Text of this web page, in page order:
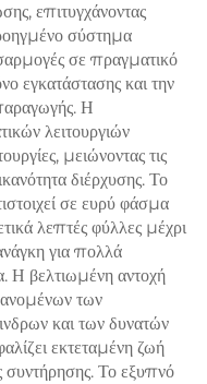
επιτυγχάνοντας
σύστημα
σε πραγματικό
εγκατάστασης και την
Η
λειτουργιών
μειώνοντας τις
διέρχυσης. Το
σε ευρύ φάσμα
λεπτές φύλλες μέχρι
για πολλά
Η βελτιωμένη αντοχή
των
και των δυνατών
εκτεταμένη ζωή
συντήρησης. Το εξυπνό